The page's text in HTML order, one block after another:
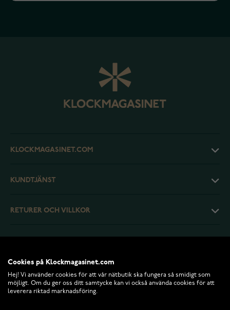
KLOCKMAGASINET.COM
KUNDTJÄNST
RETURER OCH VILLKOR
Cookies på Klockmagasinet.com
Hej! Vi använder cookies för att vår nätbutik ska fungera så smidigt som
möjligt. Om du ger oss ditt samtycke kan vi också använda cookies för att
leverera riktad marknadsföring.